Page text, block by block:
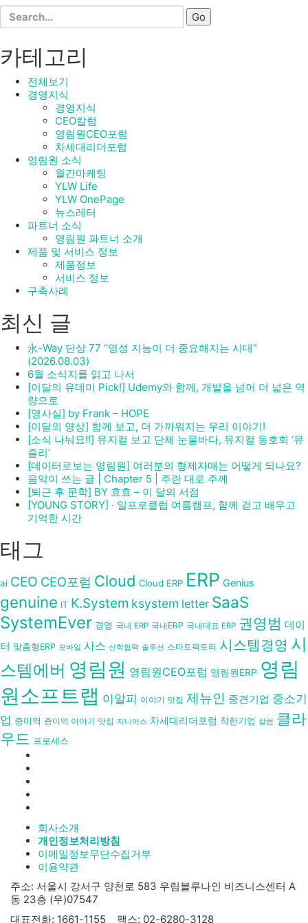
Search
for:
카테고리
전체보기
경영지식
경영지식
CEO칼럼
영림원CEO포럼
차세대리더포럼
영림원 소식
월간마케팅
YLW Life
YLW OnePage
뉴스레터
파트너 소식
영림원 파트너 소개
제품 및 서비스 정보
제품정보
서비스 정보
구축사례
최신 글
永-Way 단상 77 “영성 지능이 더 중요해지는 시대”
(2026.08.03)
6월 소식지를 읽고 나서
[이달의 유데미 Pick!] Udemy와 함께, 개발을 넘어 더 넓은 역
량으로
[영사실] by Frank – HOPE
[이달의 영상] 함께 보고, 더 가까워지는 우리 이야기!
[소식 나눠요!!] 뮤지컬 보고 단체 눈물바다, 뮤지컬 동호회 ‘뮤
즐리’
[데이터로보는 영림원] 여러분의 형제자매는 어떻게 되나요?
음악이 쓰는 글 | Chapter 5 | 주란 대로 주께
[퇴근 후 문학] BY 효효 – 이 달의 서점
[YOUNG STORY] · 일프로클럽 여름캠프, 함께 걷고 배우고
기억한 시간
태그
ai CEO CEO포럼 Cloud Cloud ERP ERP Genius
genuine IT K.System ksystem letter SaaS
SystemEver 경영 국내 ERP 국내ERP 국내대표 ERP 권영범 데이
터 맞춤형ERP 모바일 사스 산학협력 솔루션 스마트팩토리 시스템경영 시
스템에버 영림원 영림원CEO포럼 영림원ERP 영림
원소프트랩 이알피 이야기 맛집 제뉴인 중견기업 중소기
업 증미역 증미역 이야기 맛집 지니어스 차세대리더포럼 착한기업 칼럼 클라
우드 프로세스
회사소개
개인정보처리방침
이메일정보무단수집거부
이용약관
주소: 서울시 강서구 양천로 583 우림블루나인 비즈니스센터 A
동 23층 (우)07547
대표전화: 1661-1155 팩스: 02-6280-3128